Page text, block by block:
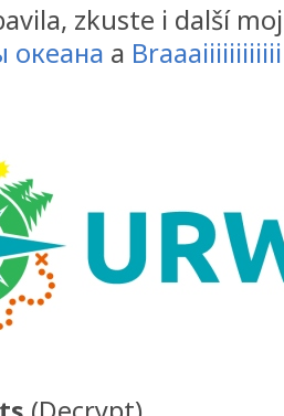
zkuste i další
океана a